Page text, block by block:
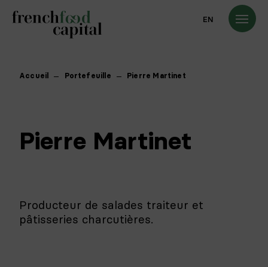
EN
Accueil Portefeuille Pierre Martinet
Pierre Martinet
Producteur de salades traiteur et
pâtisseries charcutières.